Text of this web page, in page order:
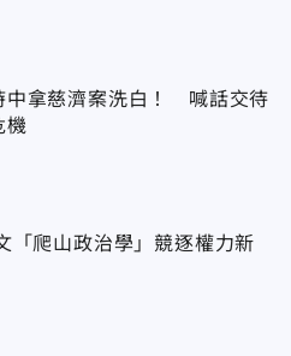
中拿慈濟案洗白！ 喊話交待
機
「爬山政治學」競逐權力新